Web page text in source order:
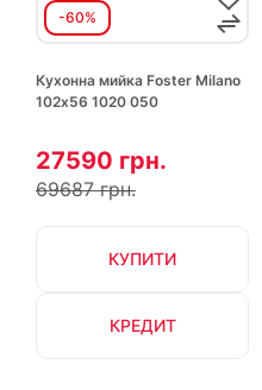
-60%
Кухонна мийка Foster Milano
102х56 1020 050
27590 грн.
69687 грн.
КУПИТИ
КРЕДИТ